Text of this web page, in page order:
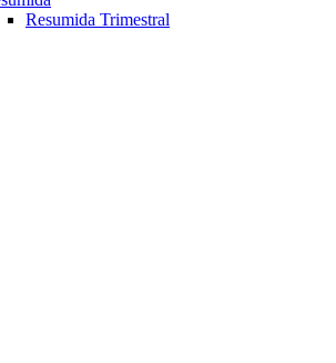
Resumida Trimestral